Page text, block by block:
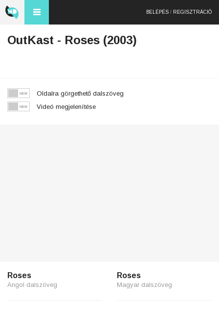
BELÉPÉS / REGISZTRÁCIÓ
OutKast - Roses (2003)
Oldalra görgethető dalszöveg
Videó megjelenítése
Roses
Angol dalszöveg
Roses
Magyar dalszöveg